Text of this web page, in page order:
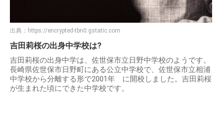
出典： https://encrypted-tbn0.gstatic.com
吉田莉桜の出身中学校は?
吉田莉桜の出身中学は、佐世保市立日野中学校のようです。
長崎県佐世保市日野町にある公立中学校で、佐世保市立相浦
中学校から分離する形で2001年 に開校しました。吉田莉桜
が生まれた頃にできた中学校です。